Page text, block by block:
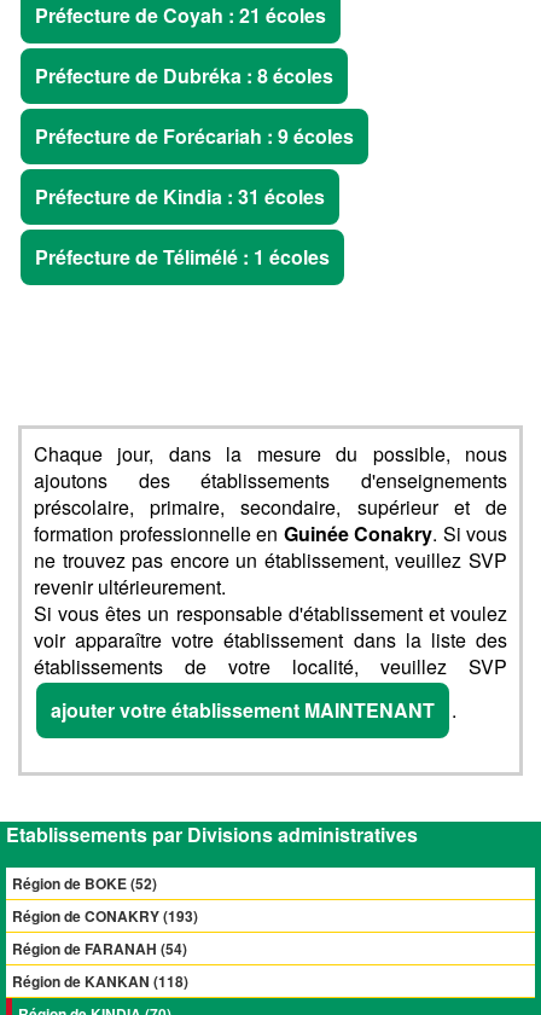
Préfecture de Coyah : 21 écoles
Préfecture de Dubréka : 8 écoles
Préfecture de Forécariah : 9 écoles
Préfecture de Kindia : 31 écoles
Préfecture de Télimélé : 1 écoles
Chaque jour, dans la mesure du possible, nous
ajoutons des établissements d'enseignements
préscolaire, primaire, secondaire, supérieur et de
formation professionnelle en Guinée Conakry. Si vous
ne trouvez pas encore un établissement, veuillez SVP
revenir ultérieurement.
Si vous êtes un responsable d'établissement et voulez
voir apparaître votre établissement dans la liste des
établissements de votre localité, veuillez SVP
ajouter votre établissement MAINTENANT
.
Etablissements par Divisions administratives
Région de BOKE (52)
Région de CONAKRY (193)
Région de FARANAH (54)
Région de KANKAN (118)